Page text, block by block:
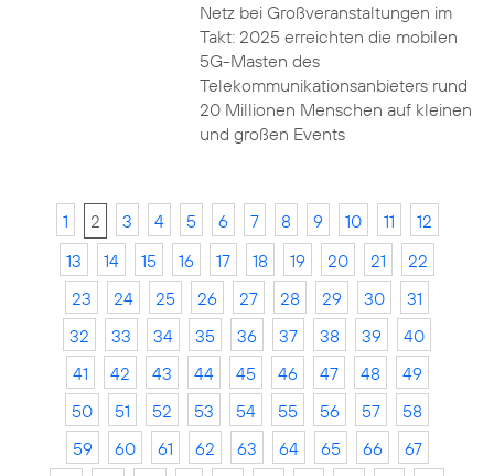
Netz bei Großveranstaltungen im
Takt: 2025 erreichten die mobilen
5G-Masten des
Telekommunikationsanbieters rund
20 Millionen Menschen auf kleinen
und großen Events
1 2 3 4 5 6 7 8 9 10 11
12
13
14 15 16 17 18 19 20 21
22
23
24 25 26 27 28 29 30
31
32
33 34 35 36 37 38 39
40
41
42 43 44 45 46 47 48
49
50
51 52 53 54 55 56 57
58
59
60 61 62 63 64 65 66
67